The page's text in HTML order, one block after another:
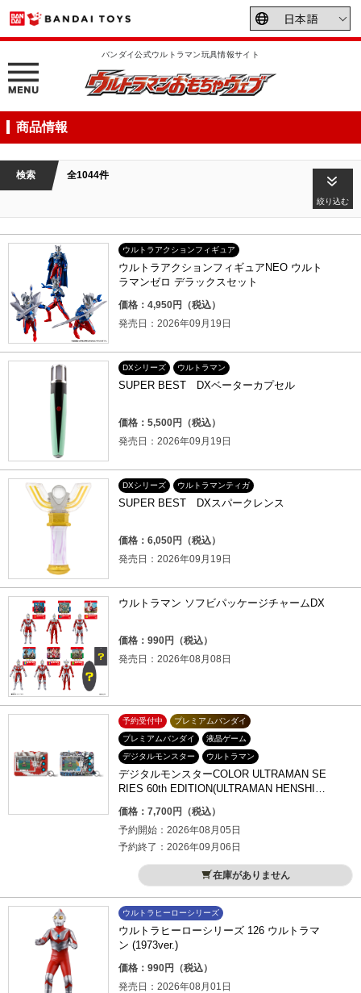
バンダイ公式ウルトラマン玩具情報サイト
商品情報
検索 全1044件
絞り込む
ウルトラアクションフィギュア
ウルトラアクションフィギュアNEO ウルト
ラマンゼロ デラックスセット
価格：4,950円（税込）
発売日：2026年09月19日
DXシリーズ ウルトラマン
SUPER BEST DXベーターカプセル
価格：5,500円（税込）
発売日：2026年09月19日
DXシリーズ ウルトラマンティガ
SUPER BEST DXスパークレンス
価格：6,050円（税込）
発売日：2026年09月19日
ウルトラマン ソフビパッケージチャームDX
価格：990円（税込）
発売日：2026年08月08日
予約受付中
プレミアムバンダイ
プレミアムバンダイ
液晶ゲーム
デジタルモンスター
ウルトラマン
デジタルモンスターCOLOR ULTRAMAN SE
RIES 60th EDITION(ULTRAMAN HENSHIN
COLOR／GRAFFITI ULTRAHEROES COLO
R)
価格：7,700円（税込）
予約開始：2026年08月05日
予約終了：2026年09月06日
在庫がありません
ウルトラヒーローシリーズ
ウルトラヒーローシリーズ 126 ウルトラマ
ン (1973ver.)
価格：990円（税込）
発売日：2026年08月01日